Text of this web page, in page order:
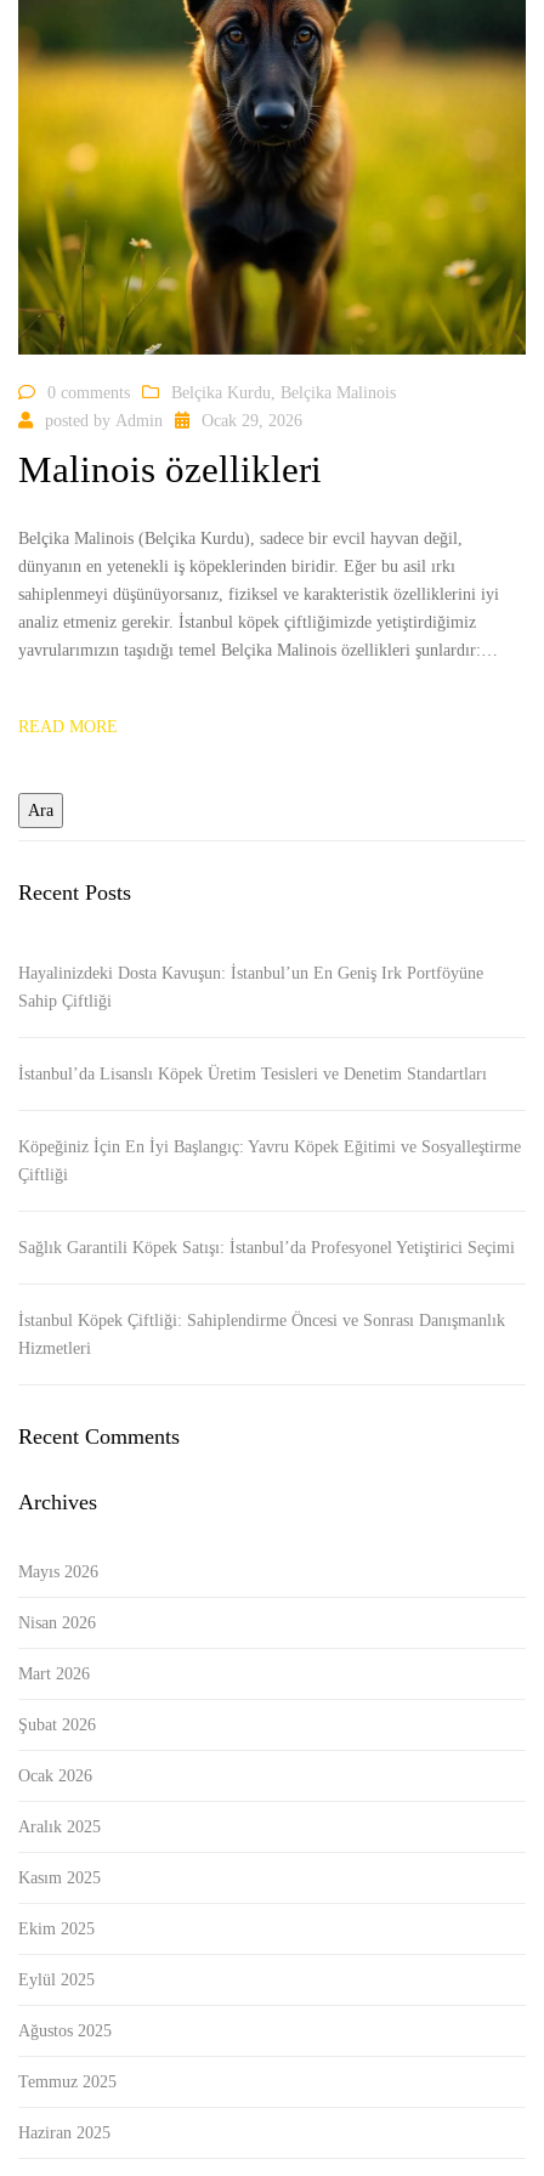
0 comments Belçika Kurdu
Belçika Malinois
posted by Admin Ocak 29, 2026
Malinois özellikleri
Belçika Malinois (Belçika Kurdu), sadece bir evcil hayvan değil,
dünyanın en yetenekli iş köpeklerinden biridir. Eğer bu asil ırkı
sahiplenmeyi düşünüyorsanız, fiziksel ve karakteristik özelliklerini iyi
analiz etmeniz gerekir. İstanbul köpek çiftliğimizde yetiştirdiğimiz
yavrularımızın taşıdığı temel Belçika Malinois özellikleri şunlardır:…
READ MORE
Recent Posts
Hayalinizdeki Dosta Kavuşun: İstanbul’un En Geniş Irk Portföyüne
Sahip Çiftliği
İstanbul’da Lisanslı Köpek Üretim Tesisleri ve Denetim Standartları
Köpeğiniz İçin En İyi Başlangıç: Yavru Köpek Eğitimi ve Sosyalleştirme
Çiftliği
Sağlık Garantili Köpek Satışı: İstanbul’da Profesyonel Yetiştirici Seçimi
İstanbul Köpek Çiftliği: Sahiplendirme Öncesi ve Sonrası Danışmanlık
Hizmetleri
Recent Comments
Archives
Mayıs 2026
Nisan 2026
Mart 2026
Şubat 2026
Ocak 2026
Aralık 2025
Kasım 2025
Ekim 2025
Eylül 2025
Ağustos 2025
Temmuz 2025
Haziran 2025